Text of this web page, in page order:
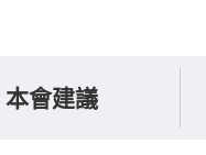
本會建議